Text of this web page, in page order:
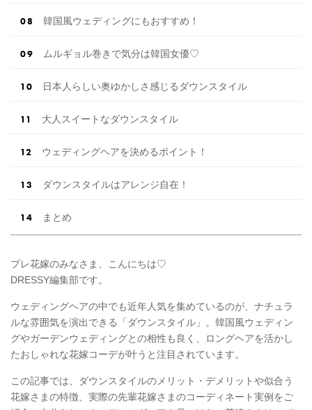
韓国風ウェディングにもおすすめ！
ムルギョル巻きで気分は韓国女優♡
日本人らしい奥ゆかしさ感じるダウンスタイル
大人スイートなダウンスタイル
ウェディングヘアを決めるポイント！
ダウンスタイルはアレンジ自在！
まとめ
プレ花嫁のみなさま、こんにちは♡
DRESSY編集部です。
ウェディングヘアの中でも近年人気を集めているのが、ナチュラ
ルな雰囲気を演出できる「ダウンスタイル」。韓国風ウェディン
グやガーデンウェディングとの相性も良く、ロングヘアを活かし
たおしゃれな花嫁コーデが叶うと注目されています。
この記事では、ダウンスタイルのメリット・デメリットや似合う
花嫁さまの特徴、実際の先輩花嫁さまのコーディネート実例をご